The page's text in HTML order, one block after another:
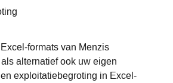
formats van Menzis
alternatief ook uw eigen
exploitatiebegroting in Excel-